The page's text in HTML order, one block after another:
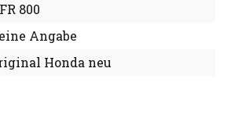
800
Angabe
Honda neu